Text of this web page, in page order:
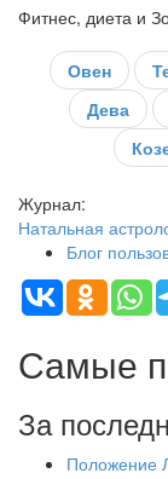
Фитнес, диета и
Овен
Дева
Журнал:
Натальная
Блог
Самые
За
Положение